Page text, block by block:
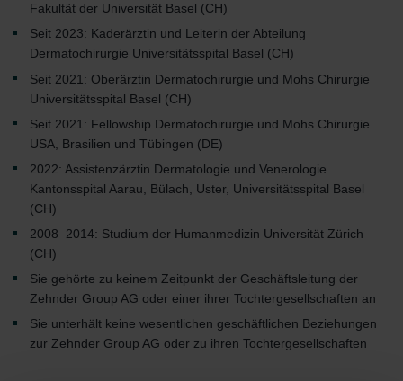
Fakultät der Universität Basel (CH)
Seit 2023: Kaderärztin und Leiterin der Abteilung
Dermatochirurgie Universitätsspital Basel (CH)
Seit 2021: Oberärztin Dermatochirurgie und Mohs Chirurgie
Universitätsspital Basel (CH)
Seit 2021: Fellowship Dermatochirurgie und Mohs Chirurgie
USA, Brasilien und Tübingen (DE)
2022: Assistenzärztin Dermatologie und Venerologie
Kantonsspital Aarau, Bülach, Uster, Universitätsspital Basel
(CH)
2008–2014: Studium der Humanmedizin Universität Zürich
(CH)
Sie gehörte zu keinem Zeitpunkt der Geschäftsleitung der
Zehnder Group AG oder einer ihrer Tochtergesellschaften an
Sie unterhält keine wesentlichen geschäftlichen Beziehungen
zur Zehnder Group AG oder zu ihren Tochtergesellschaften